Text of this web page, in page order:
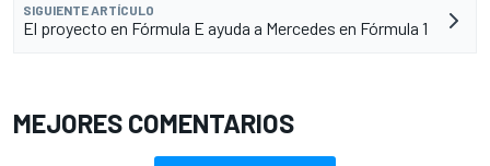
SIGUIENTE ARTÍCULO
El proyecto en Fórmula E ayuda a Mercedes en Fórmula 1
MEJORES COMENTARIOS